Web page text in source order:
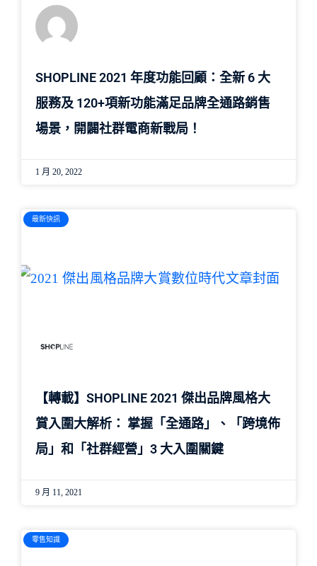
SHOPLINE 2021 年度功能回顧：全新 6 大
服務及 120+項新功能滿足品牌全通路銷售
場景，開闢社群電商新戰局！
1 月 20, 2022
最新快訊
【轉載】SHOPLINE 2021 傑出品牌風格大
賞入圍大解析： 掌握「全通路」、「跨境佈
局」和「社群經營」3 大入圍關鍵
9 月 11, 2021
零售知識